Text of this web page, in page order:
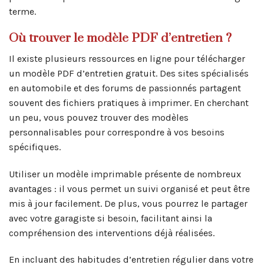
terme.
Où trouver le modèle PDF d’entretien ?
Il existe plusieurs ressources en ligne pour télécharger
un modèle PDF d’entretien gratuit. Des sites spécialisés
en automobile et des forums de passionnés partagent
souvent des fichiers pratiques à imprimer. En cherchant
un peu, vous pouvez trouver des modèles
personnalisables pour correspondre à vos besoins
spécifiques.
Utiliser un modèle imprimable présente de nombreux
avantages : il vous permet un suivi organisé et peut être
mis à jour facilement. De plus, vous pourrez le partager
avec votre garagiste si besoin, facilitant ainsi la
compréhension des interventions déjà réalisées.
En incluant des habitudes d’entretien régulier dans votre